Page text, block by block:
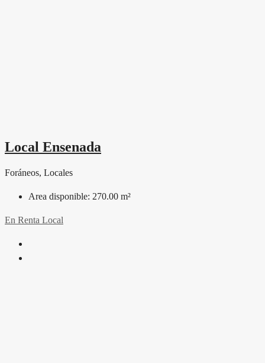
Local Ensenada
Foráneos, Locales
Area disponible: 270.00 m²
En Renta Local